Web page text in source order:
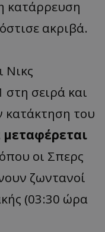
κατάρρευση
ακριβά.
Νικς
σειρά και
κατάκτηση του
μεταφέρεται
οι Σπερς
ζωντανοί
(03:30 ώρα